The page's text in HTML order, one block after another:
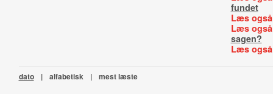
fundet
Læs
Læs
sagen?
Læs
dato | alfabetisk | mest læste